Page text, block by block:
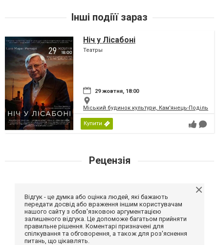
Інші подіїї зараз
Ніч у Лісабоні
Театры
29 жовтня, 18:00
Міський будинок культури, Кам'янець-
Купити
Рецензія
Відгук - це думка або оцінка людей, які бажають
передати досвід або враження іншим користувачам
нашого сайту з обов'язковою аргументацією
залишеного відгука. Це допоможе багатьом прийняти
правильне рішення. Коментарі призначені для
спілкування та обговорення, а також для роз'яснення
питань, що цікавлять.